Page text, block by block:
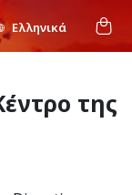
Ελληνικά
της